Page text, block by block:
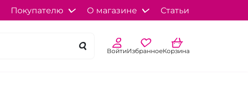
Покупателю О магазине Статьи
ВойтиИзбранноеКорзина